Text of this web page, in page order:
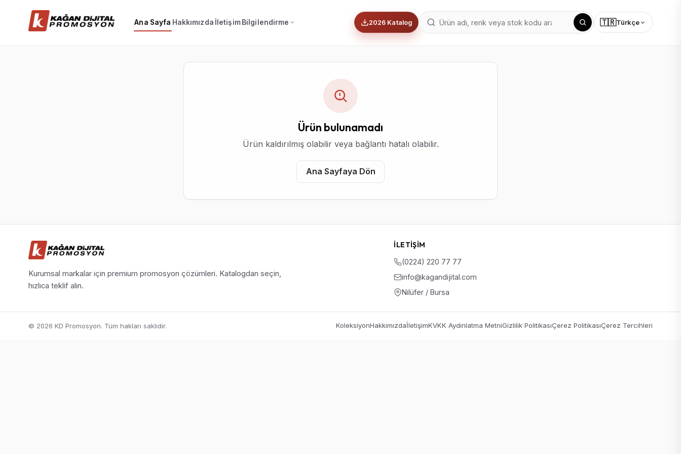
Ana Sayfa Hakkımızda İletişim Bilgilendirme 2026 Katalog 🇹🇷Türkçe
Ürün bulunamadı
Ürün kaldırılmış olabilir veya bağlantı hatalı olabilir.
Ana Sayfaya Dön
Kurumsal markalar için premium promosyon çözümleri. Katalogdan seçin,
hızlıca teklif alın.
İLETIŞIM
(0224) 220 77 77
info@kagandijital.com
Nilüfer / Bursa
© 2026 KD Promosyon. Tüm hakları saklıdır. KoleksiyonHakkımızdaİletişimKVKK Aydınlatma MetniGizlilik PolitikasıÇerez PolitikasıÇerez Tercihleri